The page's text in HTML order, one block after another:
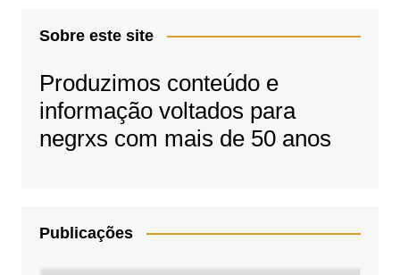
Sobre este site
Produzimos conteúdo e
informação voltados para
negrxs com mais de 50 anos
Publicações